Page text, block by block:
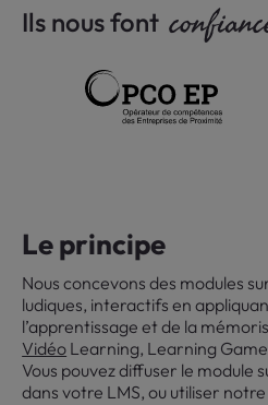
Ils nous font
Le principe
Nous concevons des modules
ludiques, interactifs en
l’apprentissage et de la
Vidéo Learning, Learning
Vous pouvez diffuser le module
dans votre LMS, ou utiliser